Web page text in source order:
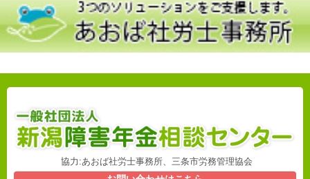
協力:あおば社労士事務所、三条市労務管理協会